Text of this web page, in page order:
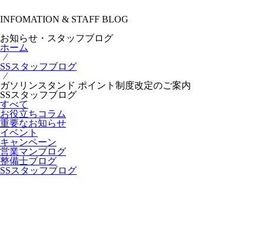
INFOMATION & STAFF BLOG
お知らせ・スタッフブログ
ホーム
⁄
SSスタッフブログ
⁄
ガソリンスタンド ポイント制度改定のご案内
SSスタッフブログ
すべて
お役立ちコラム
重要なお知らせ
イベント
キャンペーン
営業マンブログ
整備士ブログ
SSスタッフブログ